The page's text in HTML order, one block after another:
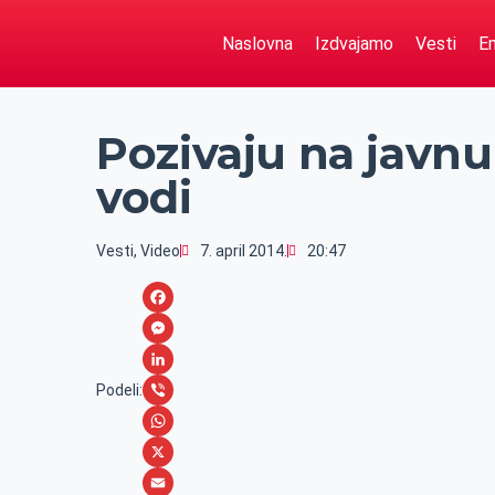
Naslovna Izdvajamo Vesti
Pozivaju na
vodi
Vesti,Video 7. april 2014. 20:47
Podeli:
F
a
c
e
b
o
M
e
s
s
e
L
i
n
k
V
i
b
W
h
X